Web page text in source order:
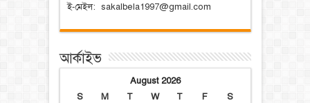
ই-মেইল: sakalbela1997@gmail.com
আর্কাইভ
August 2026
S
M T W T F
S